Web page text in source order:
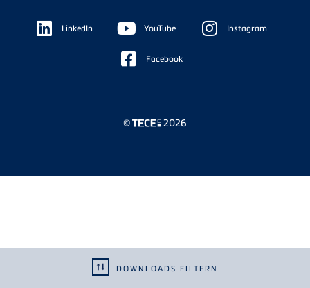
DOWNLOADS FILTERN
Floating
Sidebar LinkedIn YouTube Instagram
Facebook
© 2026